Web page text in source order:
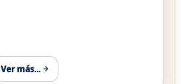
Ver más...